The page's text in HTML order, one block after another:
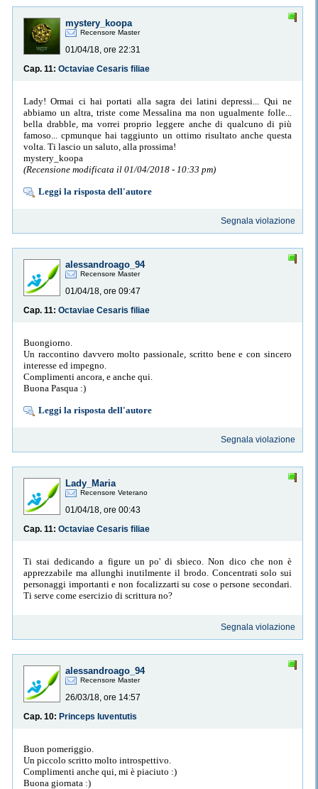
mystery_koopa
Recensore Master
01/04/18, ore 22:31
Cap. 11: Octaviae Cesaris filiae
Lady! Ormai ci hai portati alla sagra dei latini depressi... Qui ne
abbiamo un altra, triste come Messalina ma non ugualmente folle...
bella drabble, ma vorrei proprio leggere anche di qualcuno di più
famoso... cpmunque hai taggiunto un ottimo risultato anche questa
volta. Ti lascio un saluto, alla prossima!
mystery_koopa
(Recensione modificata il 01/04/2018 - 10:33 pm)
Leggi la risposta dell'autore
Segnala violazione
alessandroago_94
Recensore Master
01/04/18, ore 09:47
Cap. 11: Octaviae Cesaris filiae
Buongiorno.
Un raccontino davvero molto passionale, scritto bene e con sincero
interesse ed impegno.
Complimenti ancora, e anche qui.
Buona Pasqua :)
Leggi la risposta dell'autore
Segnala violazione
Lady_Maria
Recensore Veterano
01/04/18, ore 00:43
Cap. 11: Octaviae Cesaris filiae
Ti stai dedicando a figure un po' di sbieco. Non dico che non è
apprezzabile ma allunghi inutilmente il brodo. Concentrati solo sui
personaggi importanti e non focalizzarti su cose o persone secondari.
Ti serve come esercizio di scrittura no?
Segnala violazione
alessandroago_94
Recensore Master
26/03/18, ore 14:57
Cap. 10: Princeps Iuventutis
Buon pomeriggio.
Un piccolo scritto molto introspettivo.
Complimenti anche qui, mi è piaciuto :)
Buona giornata :)